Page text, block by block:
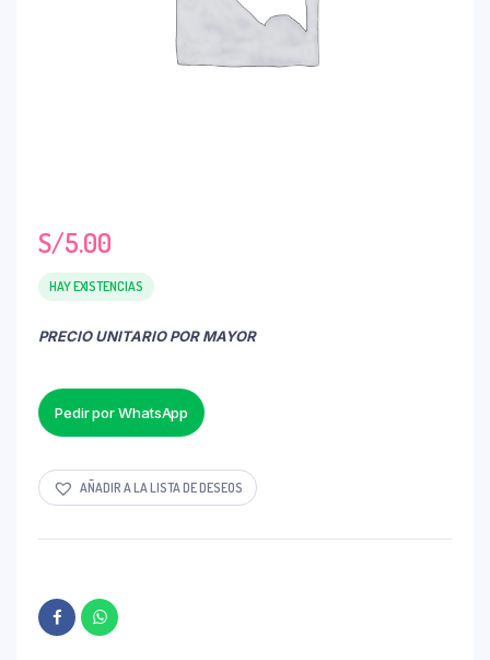
S/5.00
HAY EXISTENCIAS
PRECIO UNITARIO POR MAYOR
Pedir por WhatsApp
AÑADIR A LA LISTA DE DESEOS